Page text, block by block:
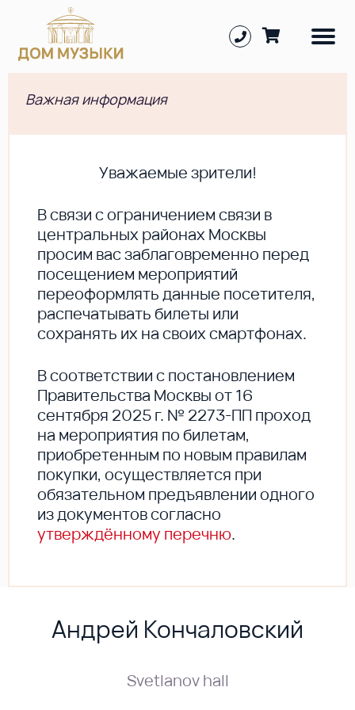
Важная информация
Уважаемые зрители!
В cвязи с ограничением связи в
центральных районах Москвы
просим вас заблаговременно перед
посещением мероприятий
переоформлять данные посетителя,
распечатывать билеты или
сохранять их на своих смартфонах.
В соответствии с постановлением
Правительства Москвы от 16
сентября 2025 г. № 2273-ПП проход
на мероприятия по билетам,
приобретенным по новым правилам
покупки, осуществляется при
обязательном предъявлении одного
из документов согласно
утверждённому перечню.
Андрей Кончаловский
Svetlanov hall